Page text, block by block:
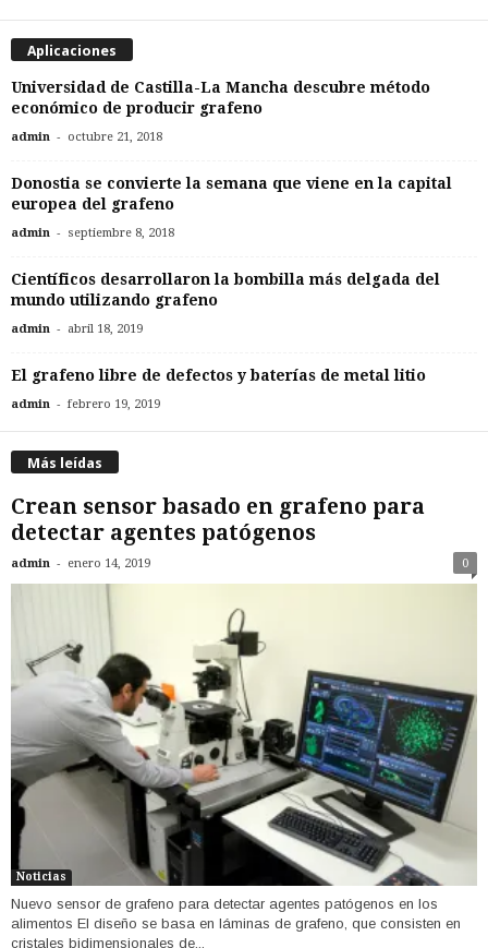
Aplicaciones
Universidad de Castilla-La Mancha descubre método
económico de producir grafeno
admin - octubre 21, 2018
Donostia se convierte la semana que viene en la capital
europea del grafeno
admin - septiembre 8, 2018
Científicos desarrollaron la bombilla más delgada del
mundo utilizando grafeno
admin - abril 18, 2019
El grafeno libre de defectos y baterías de metal litio
admin - febrero 19, 2019
Más leídas
Crean sensor basado en grafeno para
detectar agentes patógenos
admin - enero 14, 2019 0
Noticias
Nuevo sensor de grafeno para detectar agentes patógenos en los
alimentos El diseño se basa en láminas de grafeno, que consisten en
cristales bidimensionales de...